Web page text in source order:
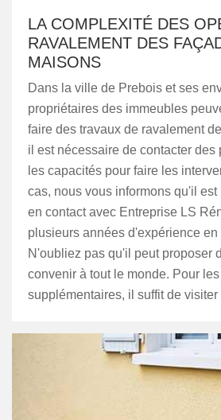
LA COMPLEXITÉ DES
RAVALEMENT DES
MAISONS
Dans la ville de Prebois et ses
propriétaires des immeubles
faire des travaux de ravalement
il est nécessaire de contacter des
les capacités pour faire les
cas, nous vous informons qu'il
en contact avec Entreprise LS
plusieurs années d'expérience en
N'oubliez pas qu'il peut proposer
convenir à tout le monde. Pour
supplémentaires, il suffit de visiter